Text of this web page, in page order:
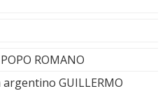
ROMANO
GUILLERMO